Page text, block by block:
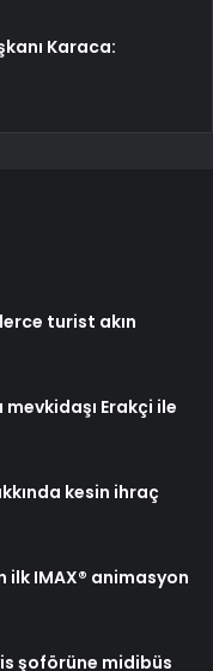
Karaca:
turist akın
mevkidaşı Erakçi ile
kesin ihraç
ilk IMAX® animasyon
şoförüne midibüs